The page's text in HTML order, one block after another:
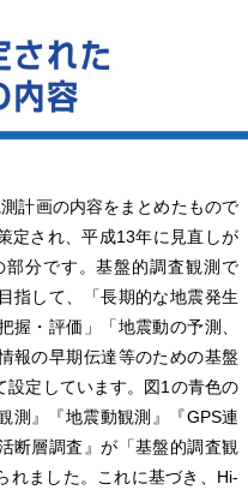
計画の内容をまとめたもので
定され、平成13年に見直しが
分です。基盤的調査観測で
指して、「長期的な地震発生
握・評価」「地震動の予測、
報の早期伝達等のための基盤
設定しています。図1の青色の
測』『地震動観測』『GPS連
断層調査』が「基盤的調査観
れました。これに基づき、Hi-